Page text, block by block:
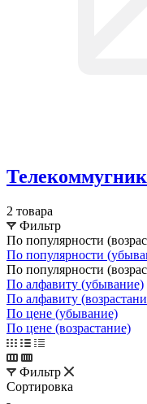
2 товара
Фильтр
По популярности
По популярности
По популярности
По алфавиту (убывание)
По алфавиту
По цене (убывание)
По цене (возрастание)
Фильтр
Сортировка